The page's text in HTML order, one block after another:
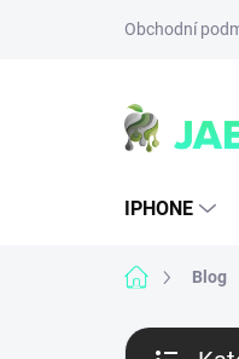
Obchodní
IPHONE
Domů Blog
P